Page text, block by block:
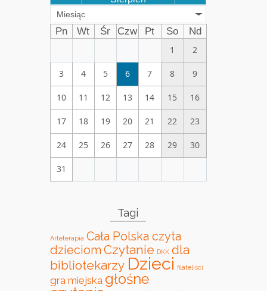
Miesiąc
Pn Wt Śr Czw Pt So
Nd
1
2
3 4 5 6 7 8 9
10 11 12 13 14 15 16
17 18 19 20 21 22 23
24 25 26 27 28 29 30
31
Tagi
Arteterapia Cała Polska czyta
dzieciom Czytanie DKK dla
bibliotekarzy Dzieci filateliści
gra miejska głośne